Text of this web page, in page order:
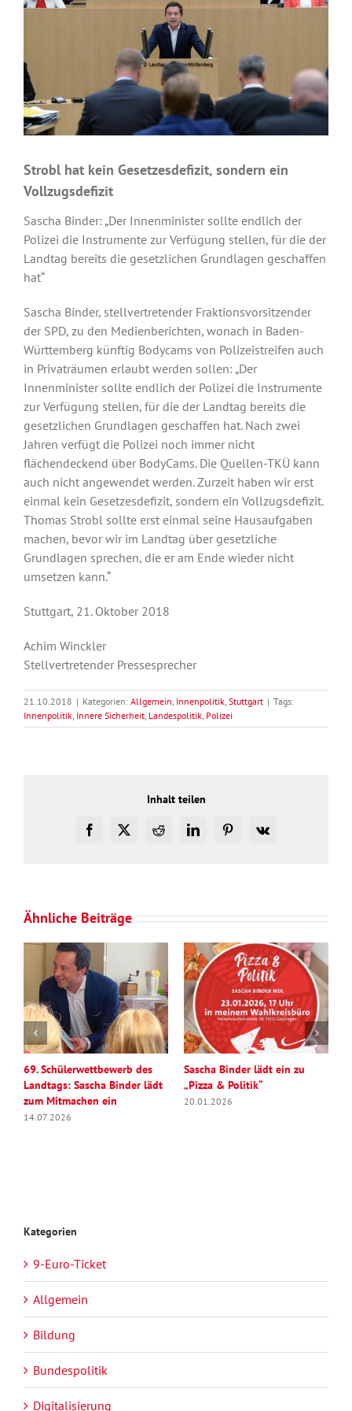
Strobl hat kein Gesetzesdefizit, sondern ein
Vollzugsdefizit
Sascha Binder: „Der Innenminister sollte endlich der
Polizei die Instrumente zur Verfügung stellen, für die der
Landtag bereits die gesetzlichen Grundlagen geschaffen
hat“
Sascha Binder, stellvertretender Fraktionsvorsitzender
der SPD, zu den Medienberichten, wonach in Baden-
Württemberg künftig Bodycams von Polizeistreifen auch
in Privaträumen erlaubt werden sollen: „Der
Innenminister sollte endlich der Polizei die Instrumente
zur Verfügung stellen, für die der Landtag bereits die
gesetzlichen Grundlagen geschaffen hat. Nach zwei
Jahren verfügt die Polizei noch immer nicht
flächendeckend über BodyCams. Die Quellen-TKÜ kann
auch nicht angewendet werden. Zurzeit haben wir erst
einmal kein Gesetzesdefizit, sondern ein Vollzugsdefizit.
Thomas Strobl sollte erst einmal seine Hausaufgaben
machen, bevor wir im Landtag über gesetzliche
Grundlagen sprechen, die er am Ende wieder nicht
umsetzen kann.“
Stuttgart, 21. Oktober 2018
Achim Winckler
Stellvertretender Pressesprecher
21.10.2018 | Kategorien: Allgemein Innenpolitik Stuttgart | Tags:
Innenpolitik Innere Sicherheit Landespolitik Polizei
Inhalt teilen
Facebook
X RedditLinkedInPinterest
Vk
Ähnliche Beiträge
69. Schülerwettbewerb des
Landtags: Sascha Binder lädt
zum Mitmachen ein
14.07.2026
Sascha Binder lädt ein zu
„Pizza & Politik“
20.01.2026
Kategorien
9-Euro-Ticket
Allgemein
Bildung
Bundespolitik
Digitalisierung